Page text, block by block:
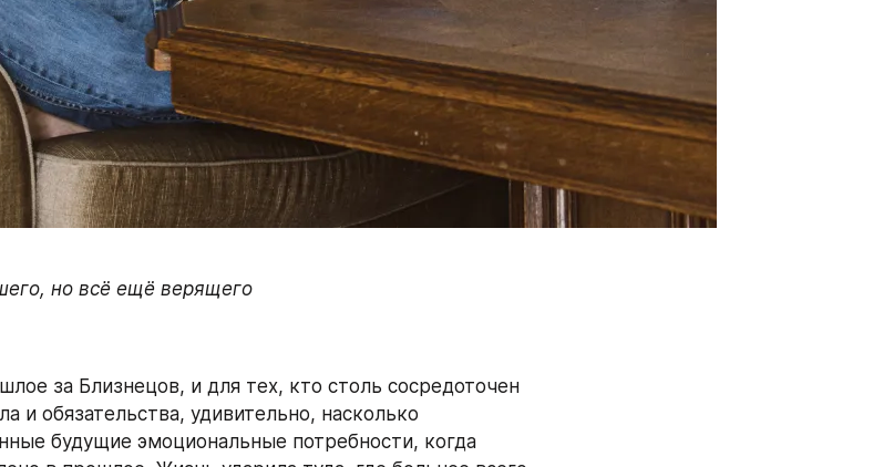
но всё ещё верящего
за Близнецов, и для тех, кто столь сосредоточен
и обязательства, удивительно, насколько
будущие эмоциональные потребности, когда